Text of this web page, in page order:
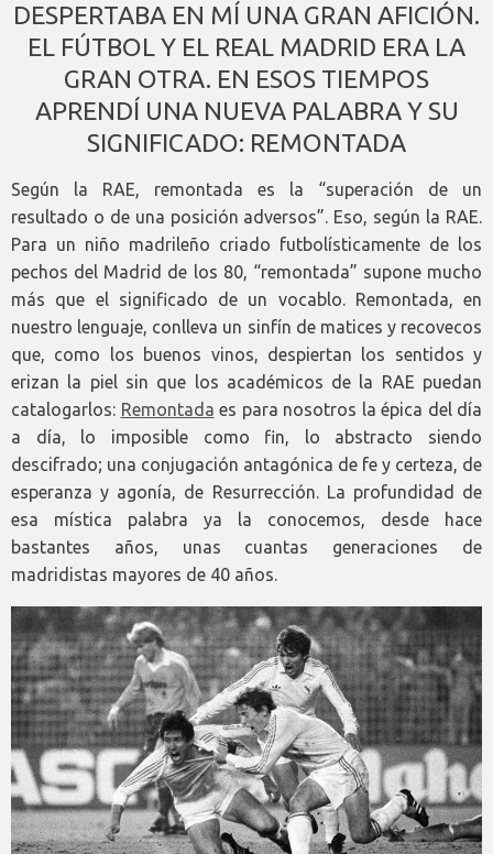
DESPERTABA EN MÍ UNA GRAN AFICIÓN.
EL FÚTBOL Y EL REAL MADRID ERA LA
GRAN OTRA. EN ESOS TIEMPOS
APRENDÍ UNA NUEVA PALABRA Y SU
SIGNIFICADO: REMONTADA
Según la RAE, remontada es la “superación de un
resultado o de una posición adversos”. Eso, según la RAE.
Para un niño madrileño criado futbolísticamente de los
pechos del Madrid de los 80, “remontada” supone mucho
más que el significado de un vocablo. Remontada, en
nuestro lenguaje, conlleva un sinfín de matices y recovecos
que, como los buenos vinos, despiertan los sentidos y
erizan la piel sin que los académicos de la RAE puedan
catalogarlos: Remontada es para nosotros la épica del día
a día, lo imposible como fin, lo abstracto siendo
descifrado; una conjugación antagónica de fe y certeza, de
esperanza y agonía, de Resurrección. La profundidad de
esa mística palabra ya la conocemos, desde hace
bastantes años, unas cuantas generaciones de
madridistas mayores de 40 años.